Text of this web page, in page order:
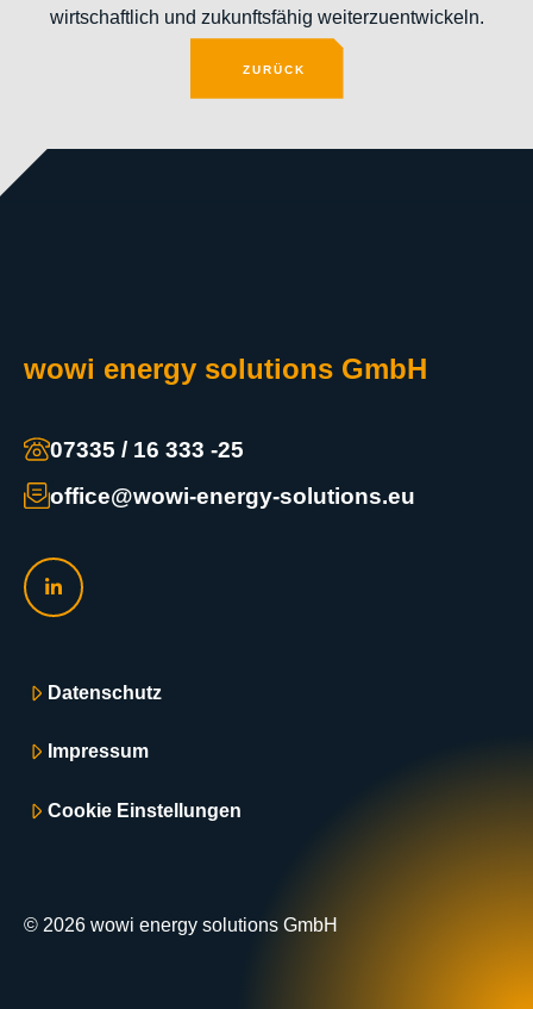
wirtschaftlich und zukunftsfähig weiterzuentwickeln.
ZURÜCK
wowi energy solutions GmbH
07335 / 16 333 -25
office@wowi-energy-solutions.eu
Datenschutz
Impressum
Cookie Einstellungen
© 2026 wowi energy solutions GmbH